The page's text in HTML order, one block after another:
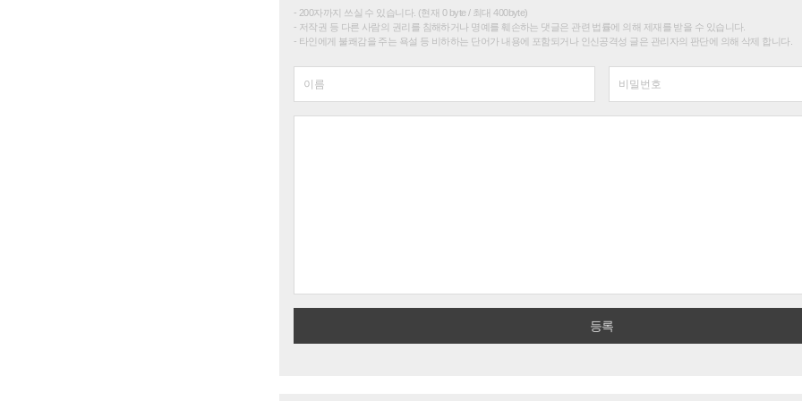
전자·전기·정보통신
SK하이닉스 노사 '성과급 주식 지급' 평행선, 곽노
논란 벗을지 주목